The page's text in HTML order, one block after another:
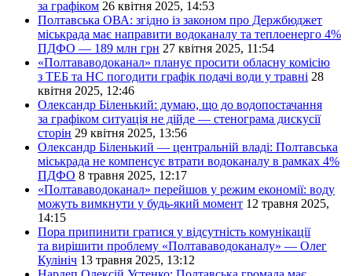
за графіком 26 квітня 2025, 14:53
Полтавська ОВА: згідно із законом про Держбюджет
міськрада має направити водоканалу та теплоенерго 4%
ПДФО — 189 млн грн 27 квітня 2025, 11:54
«Полтававодоканал» планує просити обласну комісію
з ТЕБ та НС погодити графік подачі води у травні 28
квітня 2025, 12:46
Олександр Біленький: думаю, що до водопостачання
за графіком ситуація не дійде — стенограма дискусії
сторін 29 квітня 2025, 13:56
Олександр Біленький — центральній владі: Полтавська
міськрада не компенсує втрати водоканалу в рамках 4%
ПДФО 8 травня 2025, 12:17
«Полтававодоканал» перейшов у режим економії: воду
можуть вимкнути у будь-який момент 12 травня 2025,
14:15
Пора припинити гратися у відсутність комунікації
та вирішити проблему «Полтававодоканалу» — Олег
Кулініч 13 травня 2025, 13:12